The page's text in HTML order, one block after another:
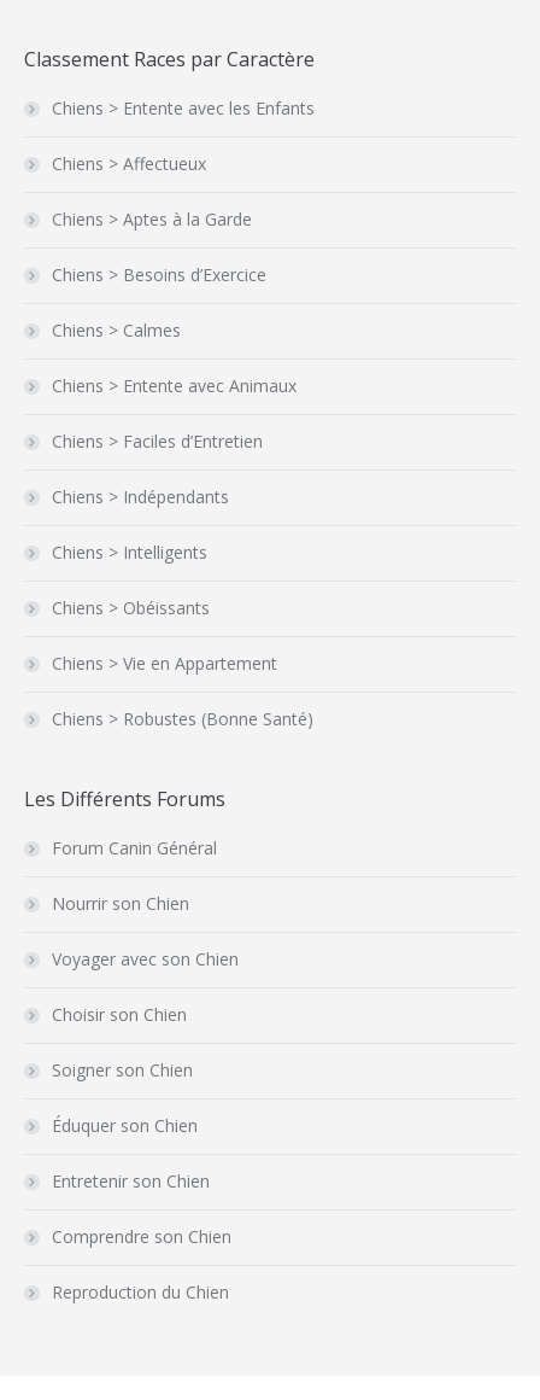
Classement Races par Caractère
Chiens > Entente avec les Enfants
Chiens > Affectueux
Chiens > Aptes à la Garde
Chiens > Besoins d’Exercice
Chiens > Calmes
Chiens > Entente avec Animaux
Chiens > Faciles d’Entretien
Chiens > Indépendants
Chiens > Intelligents
Chiens > Obéissants
Chiens > Vie en Appartement
Chiens > Robustes (Bonne Santé)
Les Différents Forums
Forum Canin Général
Nourrir son Chien
Voyager avec son Chien
Choisir son Chien
Soigner son Chien
Éduquer son Chien
Entretenir son Chien
Comprendre son Chien
Reproduction du Chien